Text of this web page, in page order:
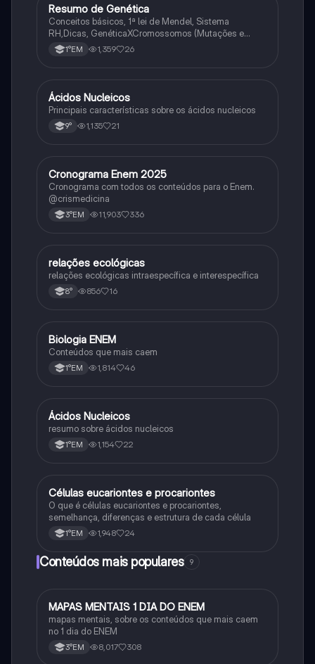
RBiologia
Resumo de Genética
Conceitos básicos, 1ª lei de Mendel, Sistema
RH,Dicas, GenéticaXCromossomos (Mutações e
Variações Genéticas).
1°EM 1,359 26
ÁBiologia
Ácidos Nucleicos
Principais características sobre os ácidos nucleicos
9° 1,135 21
CMatematica
Cronograma Enem 2025
Cronograma com todos os conteúdos para o Enem.
@crismedicina
3°EM 11,903 336
RBiologia
relações ecológicas
relações ecológicas intraespecífica e interespecífica
8° 856 16
BCiência
Biologia ENEM
Conteúdos que mais caem
1°EM 1,814 46
ÁBiologia
Ácidos Nucleicos
resumo sobre ácidos nucleicos
1°EM 1,154 22
CBiologia
Células eucariontes e procariontes
O que é células eucariontes e procariontes,
semelhança, diferenças e estrutura de cada célula
1°EM 1,948 24
Conteúdos mais populares 9
MPortuguês
MAPAS MENTAIS 1 DIA DO ENEM
mapas mentais, sobre os conteúdos que mais caem
no 1 dia do ENEM
3°EM 8,017 308